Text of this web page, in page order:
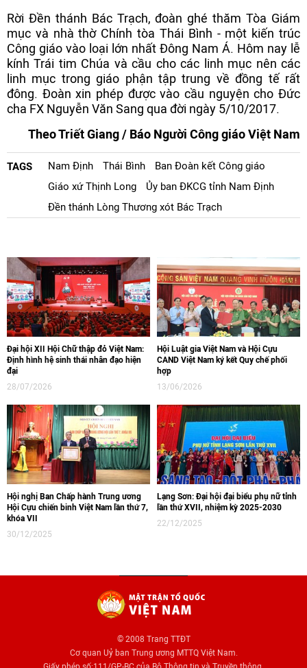
Rời Đền thánh Bác Trạch, đoàn ghé thăm Tòa Giám
mục và nhà thờ Chính tòa Thái Bình - một kiến trúc
Công giáo vào loại lớn nhất Đông Nam Á. Hôm nay lễ
kính Trái tim Chúa và cầu cho các linh mục nên các
linh mục trong giáo phận tập trung về đồng tế rất
đông. Đoàn xin phép được vào cầu nguyện cho Đức
cha FX Nguyễn Văn Sang qua đời ngày 5/10/2017.
Theo Triết Giang / Báo Người Công giáo Việt Nam
TAGS Nam Định Thái Bình
Ban Đoàn kết Công giáo
Giáo xứ Thịnh Long
Ủy ban ĐKCG tỉnh Nam Định
Đền thánh Lòng Thương xót Bác Trạch
Đại hội XII Hội Chữ thập đỏ Việt Nam:
Định hình hệ sinh thái nhân đạo hiện
đại
28/07/2026
Hội Luật gia Việt Nam và Hội Cựu
CAND Việt Nam ký kết Quy chế phối
hợp
13/06/2026
Hội nghị Ban Chấp hành Trung ương
Hội Cựu chiến binh Việt Nam lần thứ 7,
khóa VII
30/12/2025
Lạng Sơn: Đại hội đại biểu phụ nữ tỉnh
lần thứ XVII, nhiệm kỳ 2025-2030
22/12/2025
© 2008 Trang TTĐT
Cơ quan Uỷ ban Trung ương MTTQ Việt Nam.